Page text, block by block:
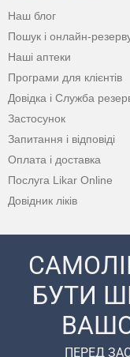
Наш блог
Пошук і онлайн-
Наші аптеки
Програми для клієнтів
Довідка і Служба
Застосунок
Запитання і відповіді
Оплата і доставка
Послуга Likar Online
Довідник ліків
БУТИ
ПЕРЕД